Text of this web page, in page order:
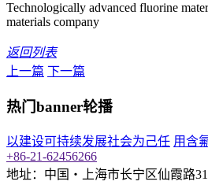
Technologically advanced fluorine
materials company
返回列表
上一篇 下一篇
热门banner轮播
以建设可持续发展社会为己任 用含
+86-21-62456266
地址：中国‧上海市长宁区仙霞路